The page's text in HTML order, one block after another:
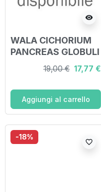
visibility
WALA CICHORIUM
PANCREAS GLOBULI
19,00 € 17,77 €
Aggiungi al carrello
-18%
favorite_border